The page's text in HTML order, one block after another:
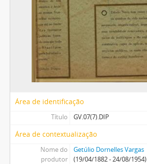
Área de identificação
Título GV.07(7).DIP
Área de contextualização
Nome do
produtor
Getúlio Dornelles Vargas
(19/04/1882 - 24/08/1954)